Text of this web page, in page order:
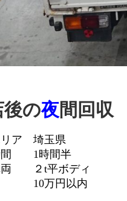
後の夜間回収
リア 埼玉県
間 1時間半
両 ２t平ボディ
10万円以内